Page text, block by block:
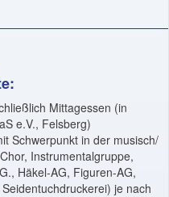
Mittagessen (in
e.V., Felsberg)
Schwerpunkt in der musisch/
Instrumentalgruppe,
Häkel-AG, Figuren-AG,
je nach